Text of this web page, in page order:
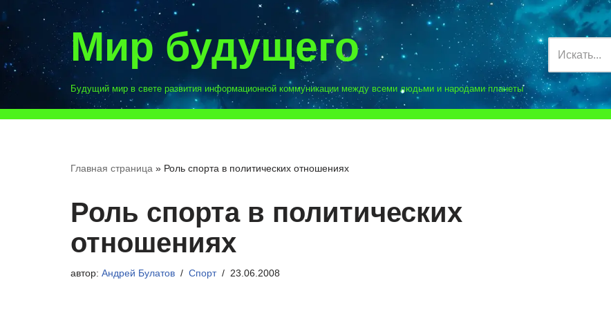
Перейти
к
содержимому
Мир будущего
Будущий мир в свете развития информационной коммуникации между всеми людьми и народами планеты
Главная страница » Роль спорта в политических отношениях
Роль спорта в политических
отношениях
автор: Андрей Булатов Спорт 23.06.2008